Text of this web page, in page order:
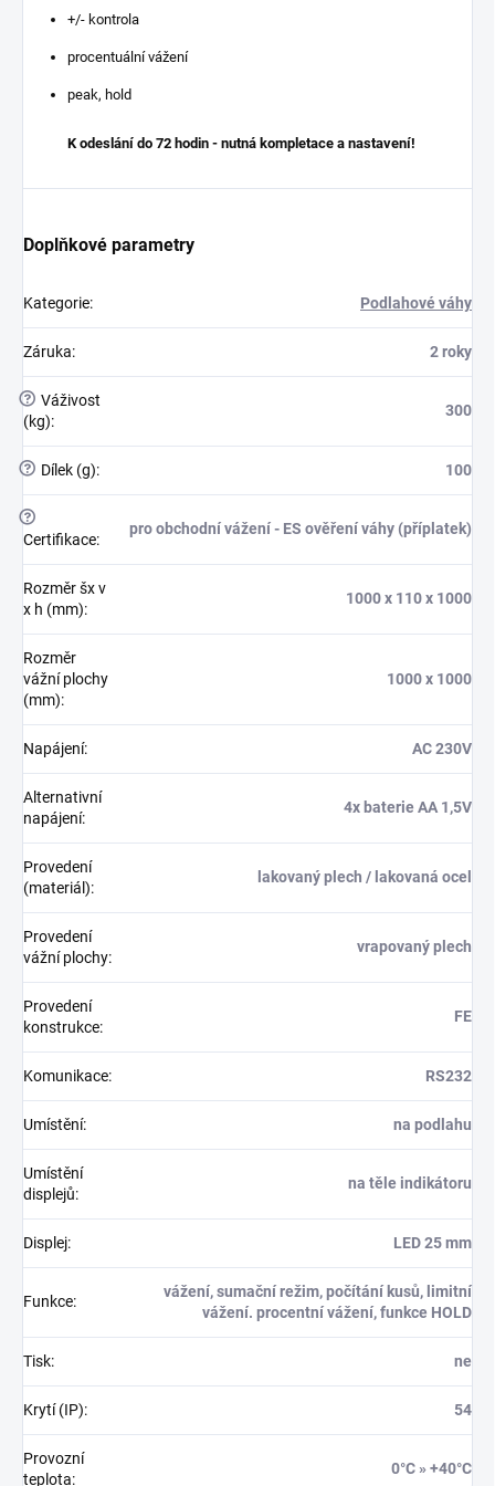
+/- kontrola
procentuální vážení
peak, hold
K odeslání do 72 hodin - nutná kompletace a nastavení!
Doplňkové parametry
Kategorie: Podlahové váhy
Záruka: 2 roky
? Váživost
(kg):
300
? Dílek (g): 100
?
Certifikace:
pro obchodní vážení - ES ověření váhy (příplatek)
Rozměr šx v
x h (mm):
1000 x 110 x 1000
Rozměr
vážní plochy
(mm):
1000 x 1000
Napájení: AC 230V
Alternativní
napájení:
4x baterie AA 1,5V
Provedení
(materiál):
lakovaný plech / lakovaná ocel
Provedení
vážní plochy:
vrapovaný plech
Provedení
konstrukce:
FE
Komunikace: RS232
Umístění: na podlahu
Umístění
displejů:
na těle indikátoru
Displej: LED 25 mm
Funkce:
vážení, sumační režim, počítání kusů, limitní
vážení. procentní vážení, funkce HOLD
Tisk: ne
Krytí (IP): 54
Provozní
teplota:
0°C » +40°C